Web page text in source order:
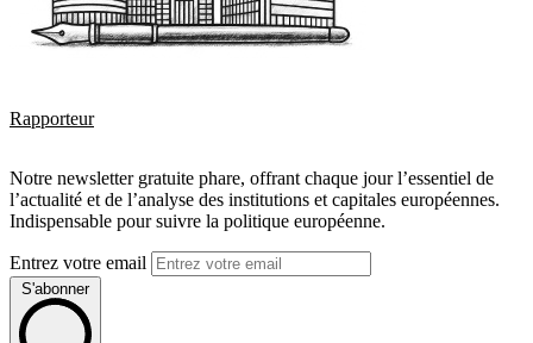
Rapporteur
Notre newsletter gratuite phare, offrant chaque jour l’essentiel de
l’actualité et de l’analyse des institutions et capitales européennes.
Indispensable pour suivre la politique européenne.
Entrez votre email
S'abonner